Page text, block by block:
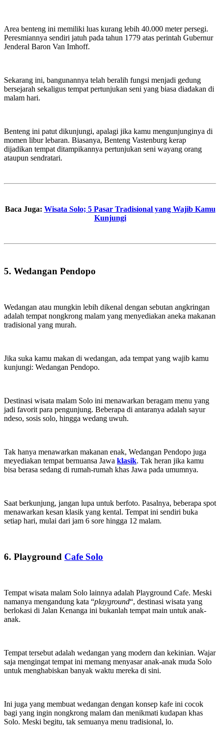
Area benteng ini memiliki luas kurang lebih 40.000 meter persegi.
Peresmiannya sendiri jatuh pada tahun 1779 atas perintah Gubernur
Jenderal Baron Van Imhoff.
Sekarang ini, bangunannya telah beralih fungsi menjadi gedung
bersejarah sekaligus tempat pertunjukan seni yang biasa diadakan di
malam hari.
Benteng ini patut dikunjungi, apalagi jika kamu mengunjunginya di
momen libur lebaran. Biasanya, Benteng Vastenburg kerap
dijadikan tempat ditampikannya pertunjukan seni wayang orang
ataupun sendratari.
Baca Juga: Wisata Solo; 5 Pasar Tradisional yang Wajib Kamu
Kunjungi
5. Wedangan Pendopo
Wedangan atau mungkin lebih dikenal dengan sebutan angkringan
adalah tempat nongkrong malam yang menyediakan aneka makanan
tradisional yang murah.
Jika suka kamu makan di wedangan, ada tempat yang wajib kamu
kunjungi: Wedangan Pendopo.
Destinasi wisata malam Solo ini menawarkan beragam menu yang
jadi favorit para pengunjung. Beberapa di antaranya adalah sayur
ndeso, sosis solo, hingga wedang uwuh.
Tak hanya menawarkan makanan enak, Wedangan Pendopo juga
meyediakan tempat bernuansa Jawa klasik. Tak heran jika kamu
bisa berasa sedang di rumah-rumah khas Jawa pada umumnya.
Saat berkunjung, jangan lupa untuk berfoto. Pasalnya, beberapa spot
menawarkan kesan klasik yang kental. Tempat ini sendiri buka
setiap hari, mulai dari jam 6 sore hingga 12 malam.
6. Playground Cafe Solo
Tempat wisata malam Solo lainnya adalah Playground Cafe. Meski
namanya mengandung kata “playground“, destinasi wisata yang
berlokasi di Jalan Kenanga ini bukanlah tempat main untuk anak-
anak.
Tempat tersebut adalah wedangan yang modern dan kekinian. Wajar
saja mengingat tempat ini memang menyasar anak-anak muda Solo
untuk menghabiskan banyak waktu mereka di sini.
Ini juga yang membuat wedangan dengan konsep kafe ini cocok
bagi yang ingin nongkrong malam dan menikmati kudapan khas
Solo. Meski begitu, tak semuanya menu tradisional, lo.